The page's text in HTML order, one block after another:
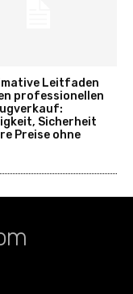
Leitfaden
professionellen
Sicherheit
Preise ohne